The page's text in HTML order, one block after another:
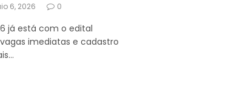
6, 2026 0
já está com o edital
imediatas e cadastro